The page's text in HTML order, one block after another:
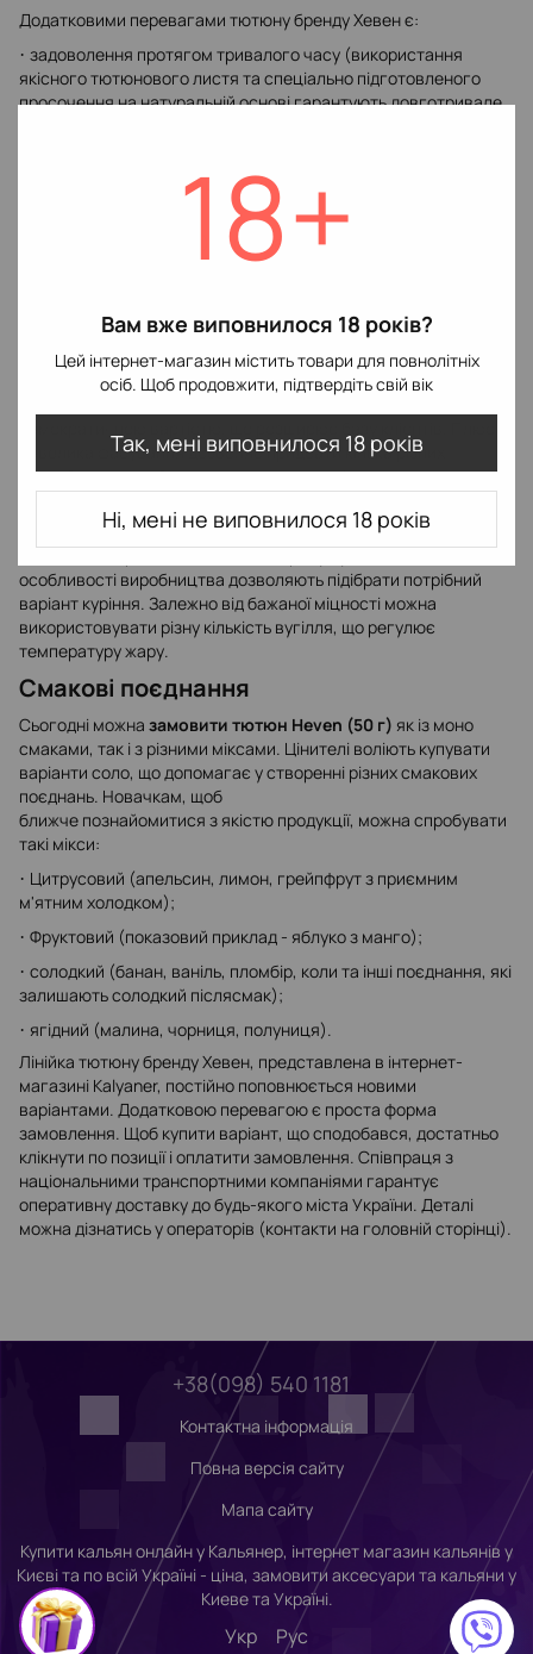
18+
Вам вже виповнилося 18 років?
Цей інтернет-магазин містить товари для повнолітніх
осіб. Щоб продовжити, підтвердіть свій вік
Так, мені виповнилося 18 років
Ні, мені не виповнилося 18 років
Додатковими перевагами тютюну бренду Хевен є:
· задоволення протягом тривалого часу (використання
якісного тютюнового листя та спеціально підготовленого
просочення на натуральній основі гарантують довготривале
справжніх димних «хмар», що допомагає у створенні східного
На тютюн Heven (50 г) ціна, враховуючи відмінну якість,
залишається на доступному рівні;
лінійці можна знайти як традиційні варіанти, так і екзотичні
для справжніх цінителів).
Оцінка експертів: продукція вітчизняного бренду, не
невелика фасування дозволяє придбати кілька різних
уподобань для вибору оптимального варіанту.
Продукція компанії «Хевен» не потребує додаткової
підготовки перед використанням. Завдяки помірній вологості
тютюн не потрібно віджимати чи просушувати. Плюс:
особливості виробництва дозволяють підібрати потрібний
варіант куріння. Залежно від бажаної міцності можна
використовувати різну кількість вугілля, що регулює
температуру жару.
Смакові поєднання
Сьогодні можна замовити тютюн Heven (50 г) як із моно
смаками, так і з різними міксами. Цінителі воліють купувати
варіанти соло, що допомагає у створенні різних смакових
поєднань. Новачкам, щоб
ближче познайомитися з якістю продукції, можна спробувати
такі мікси:
· Цитрусовий (апельсин, лимон, грейпфрут з приємним
м'ятним холодком);
· Фруктовий (показовий приклад - яблуко з манго);
· солодкий (банан, ваніль, пломбір, коли та інші поєднання, які
залишають солодкий післясмак);
· ягідний (малина, чорниця, полуниця).
Лінійка тютюну бренду Хевен, представлена ​​в інтернет-
магазині Kalyaner, постійно поповнюється новими
варіантами. Додатковою перевагою є проста форма
замовлення. Щоб купити варіант, що сподобався, достатньо
клікнути по позиції і оплатити замовлення. Співпраця з
національними транспортними компаніями гарантує
оперативну доставку до будь-якого міста України. Деталі
можна дізнатись у операторів (контакти на головній сторінці).
+38(098) 540 1181
Контактна інформація
Повна версія сайту
Мапа сайту
Купити кальян онлайн у Кальянер, інтернет магазин кальянів у
Києві та по всій Україні - ціна, замовити аксесуари та кальяни у
Киеве та Україні.
Укр Рус